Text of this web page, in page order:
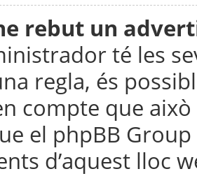
rebut un
té les
regla, és
compte que
el phpBB
d’aquest lloc